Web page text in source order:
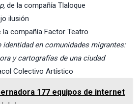
de la compañía Tlaloque
ilusión
la compañía Factor Teatro
identidad en comunidades migrantes:
y cartografías de una ciudad
Colectivo Artístico
177 equipos de internet